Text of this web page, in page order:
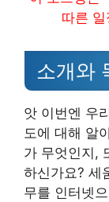
따른
소개와
앗 이번엔 우
도에 대해 알
가 무엇인지,
하신가요? 세
무를 인터넷